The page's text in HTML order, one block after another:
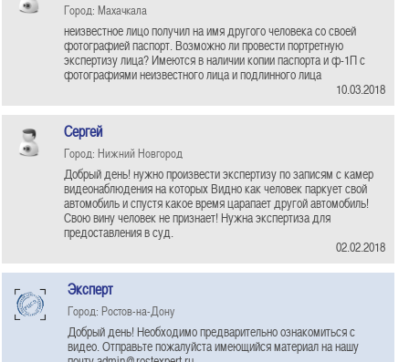
Город: Махачкала
неизвестное лицо получил на имя другого человека со своей
фотографией паспорт. Возможно ли провести портретную
экспертизу лица? Имеются в наличии копии паспорта и ф-1П с
фотографиями неизвестного лица и подлинного лица
10.03.2018
Сергей
Город: Нижний Новгород
Добрый день! нужно произвести экспертизу по записям с камер
видеонаблюдения на которых Видно как человек паркует свой
автомобиль и спустя какое время царапает другой автомобиль!
Свою вину человек не признает! Нужна экспертиза для
предоставления в суд.
02.02.2018
Эксперт
Город: Ростов-на-Дону
Добрый день! Необходимо предварительно ознакомиться с
видео. Отправьте пожалуйста имеющийся материал на нашу